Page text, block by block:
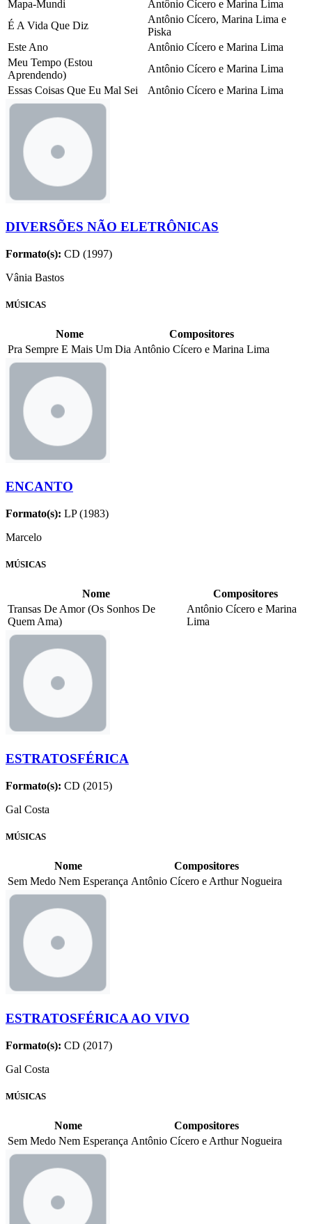
Mapa-Mundi
Antônio Cícero e Marina Lima
É A Vida Que Diz
Antônio Cícero, Marina Lima e
Piska
Este Ano
Antônio Cícero e Marina Lima
Meu Tempo (Estou
Aprendendo)
Antônio Cícero e Marina Lima
Essas Coisas Que Eu Mal Sei
Antônio Cícero e Marina Lima
DIVERSÕES NÃO ELETRÔNICAS
Formato(s): CD (1997)
Vânia Bastos
MÚSICAS
Nome
Compositores
Pra Sempre E Mais Um Dia Antônio Cícero e Marina Lima
ENCANTO
Formato(s): LP (1983)
Marcelo
MÚSICAS
Nome
Compositores
Transas De Amor (Os Sonhos De
Quem Ama)
Antônio Cícero e Marina
Lima
ESTRATOSFÉRICA
Formato(s): CD (2015)
Gal Costa
MÚSICAS
Nome
Compositores
Sem Medo Nem Esperança Antônio Cícero e Arthur Nogueira
ESTRATOSFÉRICA AO VIVO
Formato(s): CD (2017)
Gal Costa
MÚSICAS
Nome
Compositores
Sem Medo Nem Esperança Antônio Cícero e Arthur Nogueira